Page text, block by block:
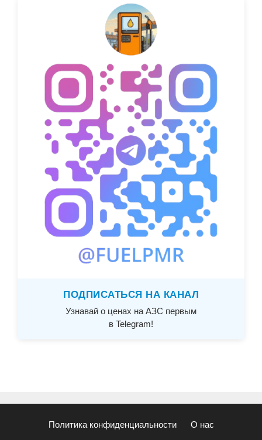
ПОДПИСАТЬСЯ НА КАНАЛ
Узнавай о ценах на АЗС первым
в Telegram!
Политика конфиденциальности О нас